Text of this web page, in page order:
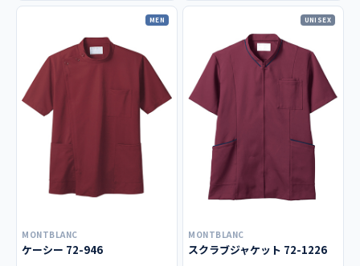
MEN
MONTBLANC
ケーシー 72-946
UNISEX
MONTBLANC
スクラブジャケット 72-1226